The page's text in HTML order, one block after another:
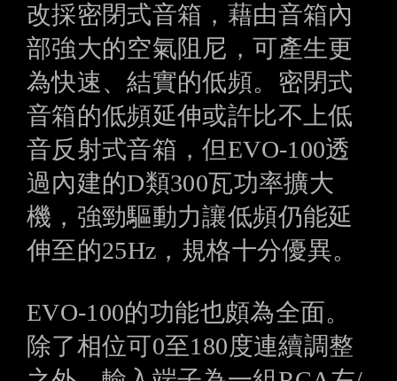
改採密閉式音箱，藉由音箱內
部強大的空氣阻尼，可產生更
為快速、結實的低頻。密閉式
音箱的低頻延伸或許比不上低
音反射式音箱，但EVO-100透
過內建的D類300瓦功率擴大
機，強勁驅動力讓低頻仍能延
伸至的25Hz，規格十分優異。
EVO-100的功能也頗為全面。
除了相位可0至180度連續調整